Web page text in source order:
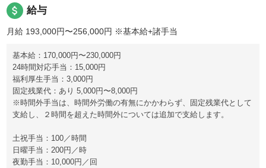
attach_money 給与
月給 193,000円〜256,000円 ※基本給+諸手当
基本給：170,000円〜230,000円
24時間対応手当：15,000円
福利厚生手当：3,000円
固定残業代：あり 5,000円〜8,000円
※時間外手当は、時間外労働の有無にかかわらず、固定残業代として
支給し、２時間を超えた時間外については追加で支給します。
土祝手当：100／時間
日曜手当：200円／時
夜勤手当：10,000円／回